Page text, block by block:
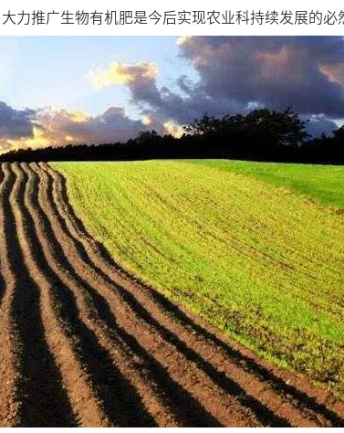
力推广生物有机肥是今后实现农业科持续发展的必